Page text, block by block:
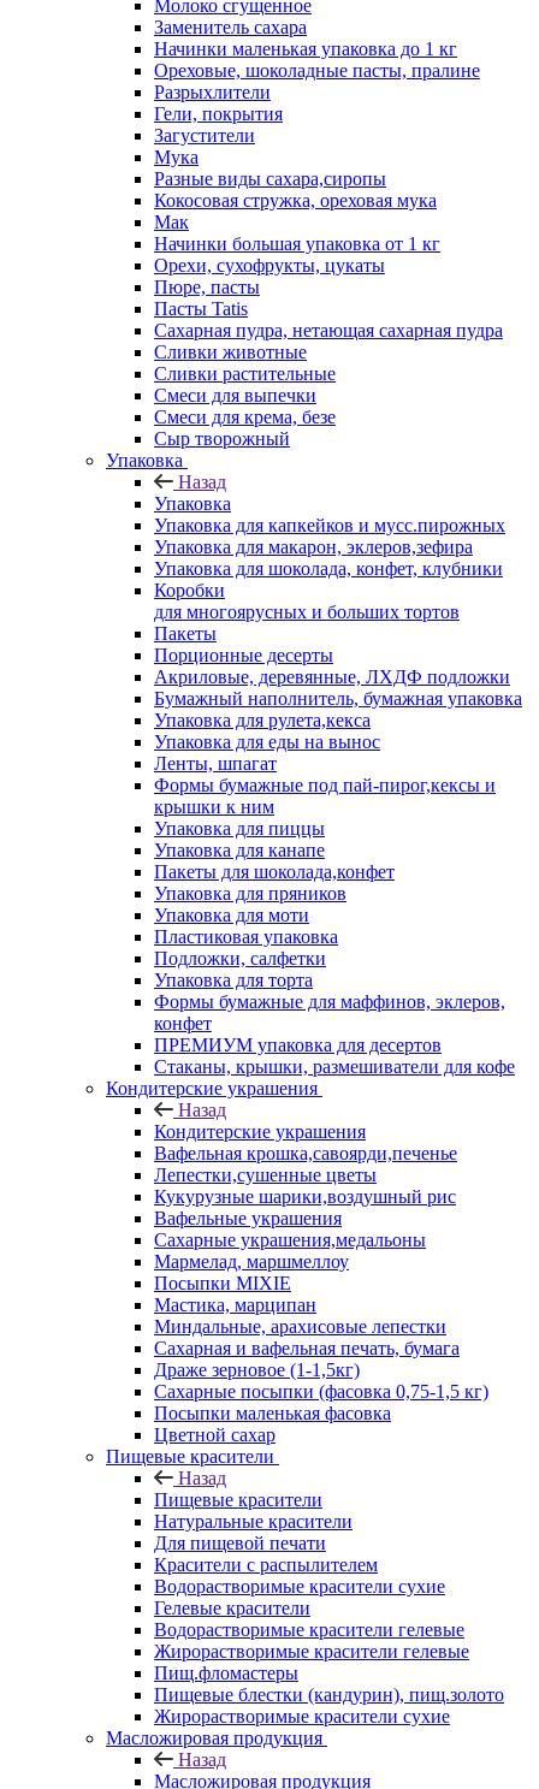
Молоко сгущенное
Заменитель сахара
Начинки маленькая упаковка до 1 кг
Ореховые, шоколадные пасты, пралине
Разрыхлители
Гели, покрытия
Загустители
Мука
Разные виды сахара,сиропы
Кокосовая стружка, ореховая мука
Мак
Начинки большая упаковка от 1 кг
Орехи, сухофрукты, цукаты
Пюре, пасты
Пасты Tatis
Сахарная пудра, нетающая сахарная пудра
Сливки животные
Сливки растительные
Смеси для выпечки
Смеси для крема, безе
Сыр творожный
Упаковка
Назад
Упаковка
Упаковка для капкейков и мусс.пирожных
Упаковка для макарон, эклеров,зефира
Упаковка для шоколада, конфет, клубники
Коробки
для многоярусных и больших тортов
Пакеты
Порционные десерты
Акриловые, деревянные, ЛХДФ подложки
Бумажный наполнитель, бумажная упаковка
Упаковка для рулета,кекса
Упаковка для еды на вынос
Ленты, шпагат
Формы бумажные под пай-пирог,кексы и
крышки к ним
Упаковка для пиццы
Упаковка для канапе
Пакеты для шоколада,конфет
Упаковка для пряников
Упаковка для моти
Пластиковая упаковка
Подложки, салфетки
Упаковка для торта
Формы бумажные для маффинов, эклеров,
конфет
ПРЕМИУМ упаковка для десертов
Стаканы, крышки, размешиватели для кофе
Кондитерские украшения
Назад
Кондитерские украшения
Вафельная крошка,савоярди,печенье
Лепестки,сушенные цветы
Кукурузные шарики,воздушный рис
Вафельные украшения
Сахарные украшения,медальоны
Мармелад, маршмеллоу
Посыпки MIXIE
Мастика, марципан
Миндальные, арахисовые лепестки
Сахарная и вафельная печать, бумага
Драже зерновое (1-1,5кг)
Сахарные посыпки (фасовка 0,75-1,5 кг)
Посыпки маленькая фасовка
Цветной сахар
Пищевые красители
Назад
Пищевые красители
Натуральные красители
Для пищевой печати
Красители с распылителем
Водорастворимые красители сухие
Гелевые красители
Водорастворимые красители гелевые
Жирорастворимые красители гелевые
Пищ.фломастеры
Пищевые блестки (кандурин), пищ.золото
Жирорастворимые красители сухие
Масложировая продукция
Назад
Масложировая продукция